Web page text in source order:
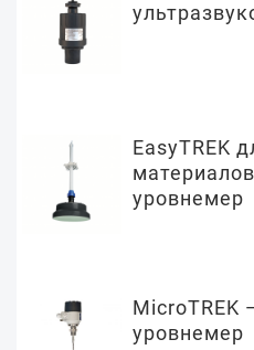
EasyTREK
уровнемер
MicroTREK
уровнемер